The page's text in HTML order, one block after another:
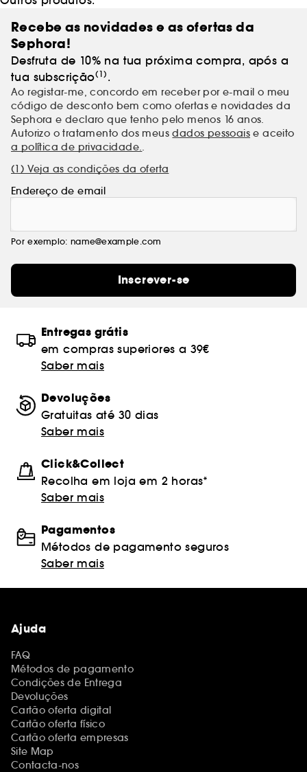
Recebe as novidades e as ofertas da
Sephora!
Desfruta de 10% na tua próxima compra, após a
tua subscrição(1) .
Ao registar-me, concordo em receber por e-mail o meu
código de desconto bem como ofertas e novidades da
Sephora e declaro que tenho pelo menos 16 anos.
Autorizo o tratamento dos meusdados pessoais e aceito
a política de privacidade..
(1) Veja as condições da oferta
Endereço de email
Por exemplo: name@example.com
Inscrever-se
Entregas grátis
em compras superiores a 39€
Saber mais
Devoluções
Gratuitas até 30 dias
Saber mais
Click&Collect
Recolha em loja em 2 horas*
Saber mais
Pagamentos
Métodos de pagamento seguros
Saber mais
Ajuda
FAQ
Métodos de pagamento
Condições de Entrega
Devoluções
Cartão oferta digital
Cartão oferta físico
Cartão oferta empresas
Site Map
Contacta-nos